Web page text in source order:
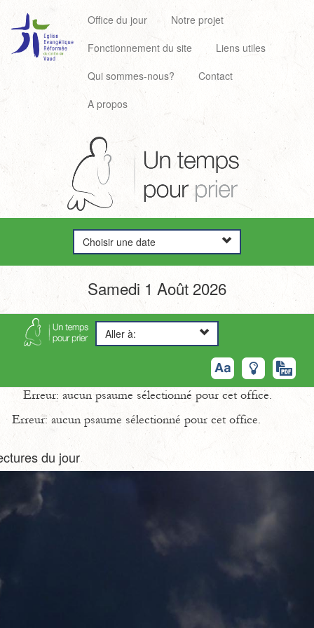
Office du jour
Notre projet
Fonctionnement du site
Liens utiles
Qui sommes-nous?
Contact
A propos
Choisir une date
Samedi 1 Août 2026
Aller à:
Erreur: aucun psaume sélectionné pour cet office.
Erreur: aucun psaume sélectionné pour cet office.
du jour